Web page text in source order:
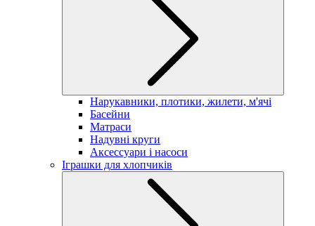
Нарукавники, плотики, жилети, м'ячі
Басейни
Матраси
Надувні круги
Аксессуари і насоси
Іграшки для хлопчиків